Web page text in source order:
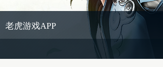
老虎游戏APP